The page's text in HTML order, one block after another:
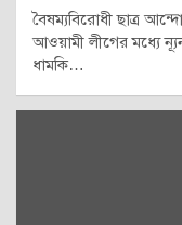
বৈষম্যবিরোধী ছাত্র
আওয়ামী লীগের মধ্যে
ধামকি…